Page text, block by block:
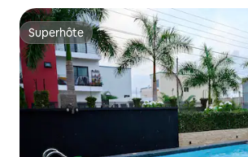
Superhôte
Superhôte